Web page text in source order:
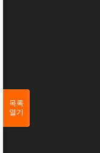
목록
열기